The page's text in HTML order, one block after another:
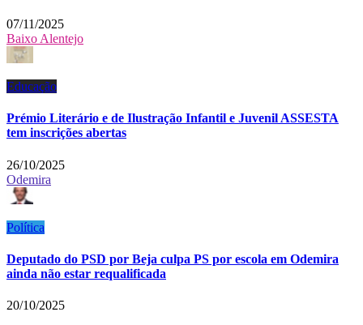
07/11/2025
Baixo Alentejo
Educação
Prémio Literário e de Ilustração Infantil e Juvenil ASSESTA
tem inscrições abertas
26/10/2025
Odemira
Política
Deputado do PSD por Beja culpa PS por escola em Odemira
ainda não estar requalificada
20/10/2025